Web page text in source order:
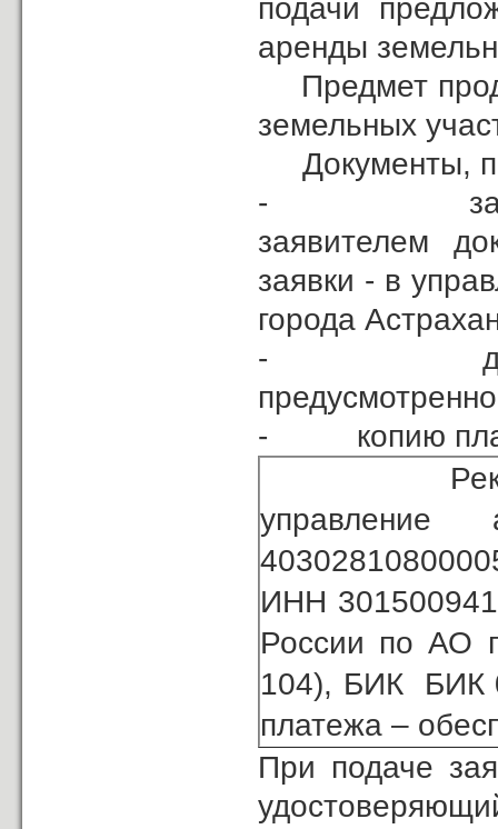
подачи
аренды
Предмет
земельных
Документы,
- заявка на
заявителем
заявки - в
города
- договор
- копию
Реквизиты
ИНН
России по АО
104), БИК БИК
платежа –
При подаче